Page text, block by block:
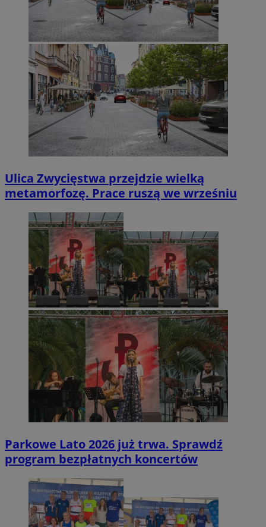
Ulica Zwycięstwa przejdzie wielką
metamorfozę. Prace ruszą we wrześniu
Parkowe Lato 2026 już trwa. Sprawdź
program bezpłatnych koncertów